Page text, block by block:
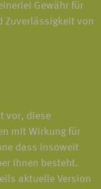
Gewähr für
Zuverlässigkeit von
vor, diese
mit Wirkung für
dass insoweit
Ihnen besteht.
aktuelle Version